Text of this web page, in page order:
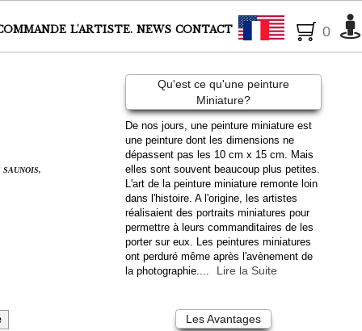
L'ARTISTE. NEWS CONTACT Français
0
Qu'est ce qu'une peinture
Miniature?
De nos jours, une peinture miniature est
une peinture dont les dimensions ne
dépassent pas les 10 cm x 15 cm. Mais
elles sont souvent beaucoup plus petites.
L'art de la peinture miniature remonte loin
dans l'histoire. A l'origine, les artistes
réalisaient des portraits miniatures pour
permettre à leurs commanditaires de les
porter sur eux. Les peintures miniatures
ont perduré même après l'avènement de
la photographie....
Lire la Suite
Les Avantages